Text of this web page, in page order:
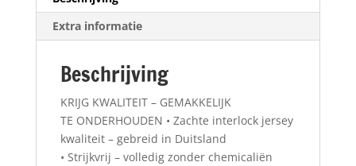
Extra informatie
Beschrijving
KRIJG KWALITEIT – GEMAKKELIJK
TE ONDERHOUDEN • Zachte interlock jersey
kwaliteit – gebreid in Duitsland
• Strijkvrij – volledig zonder chemicaliën